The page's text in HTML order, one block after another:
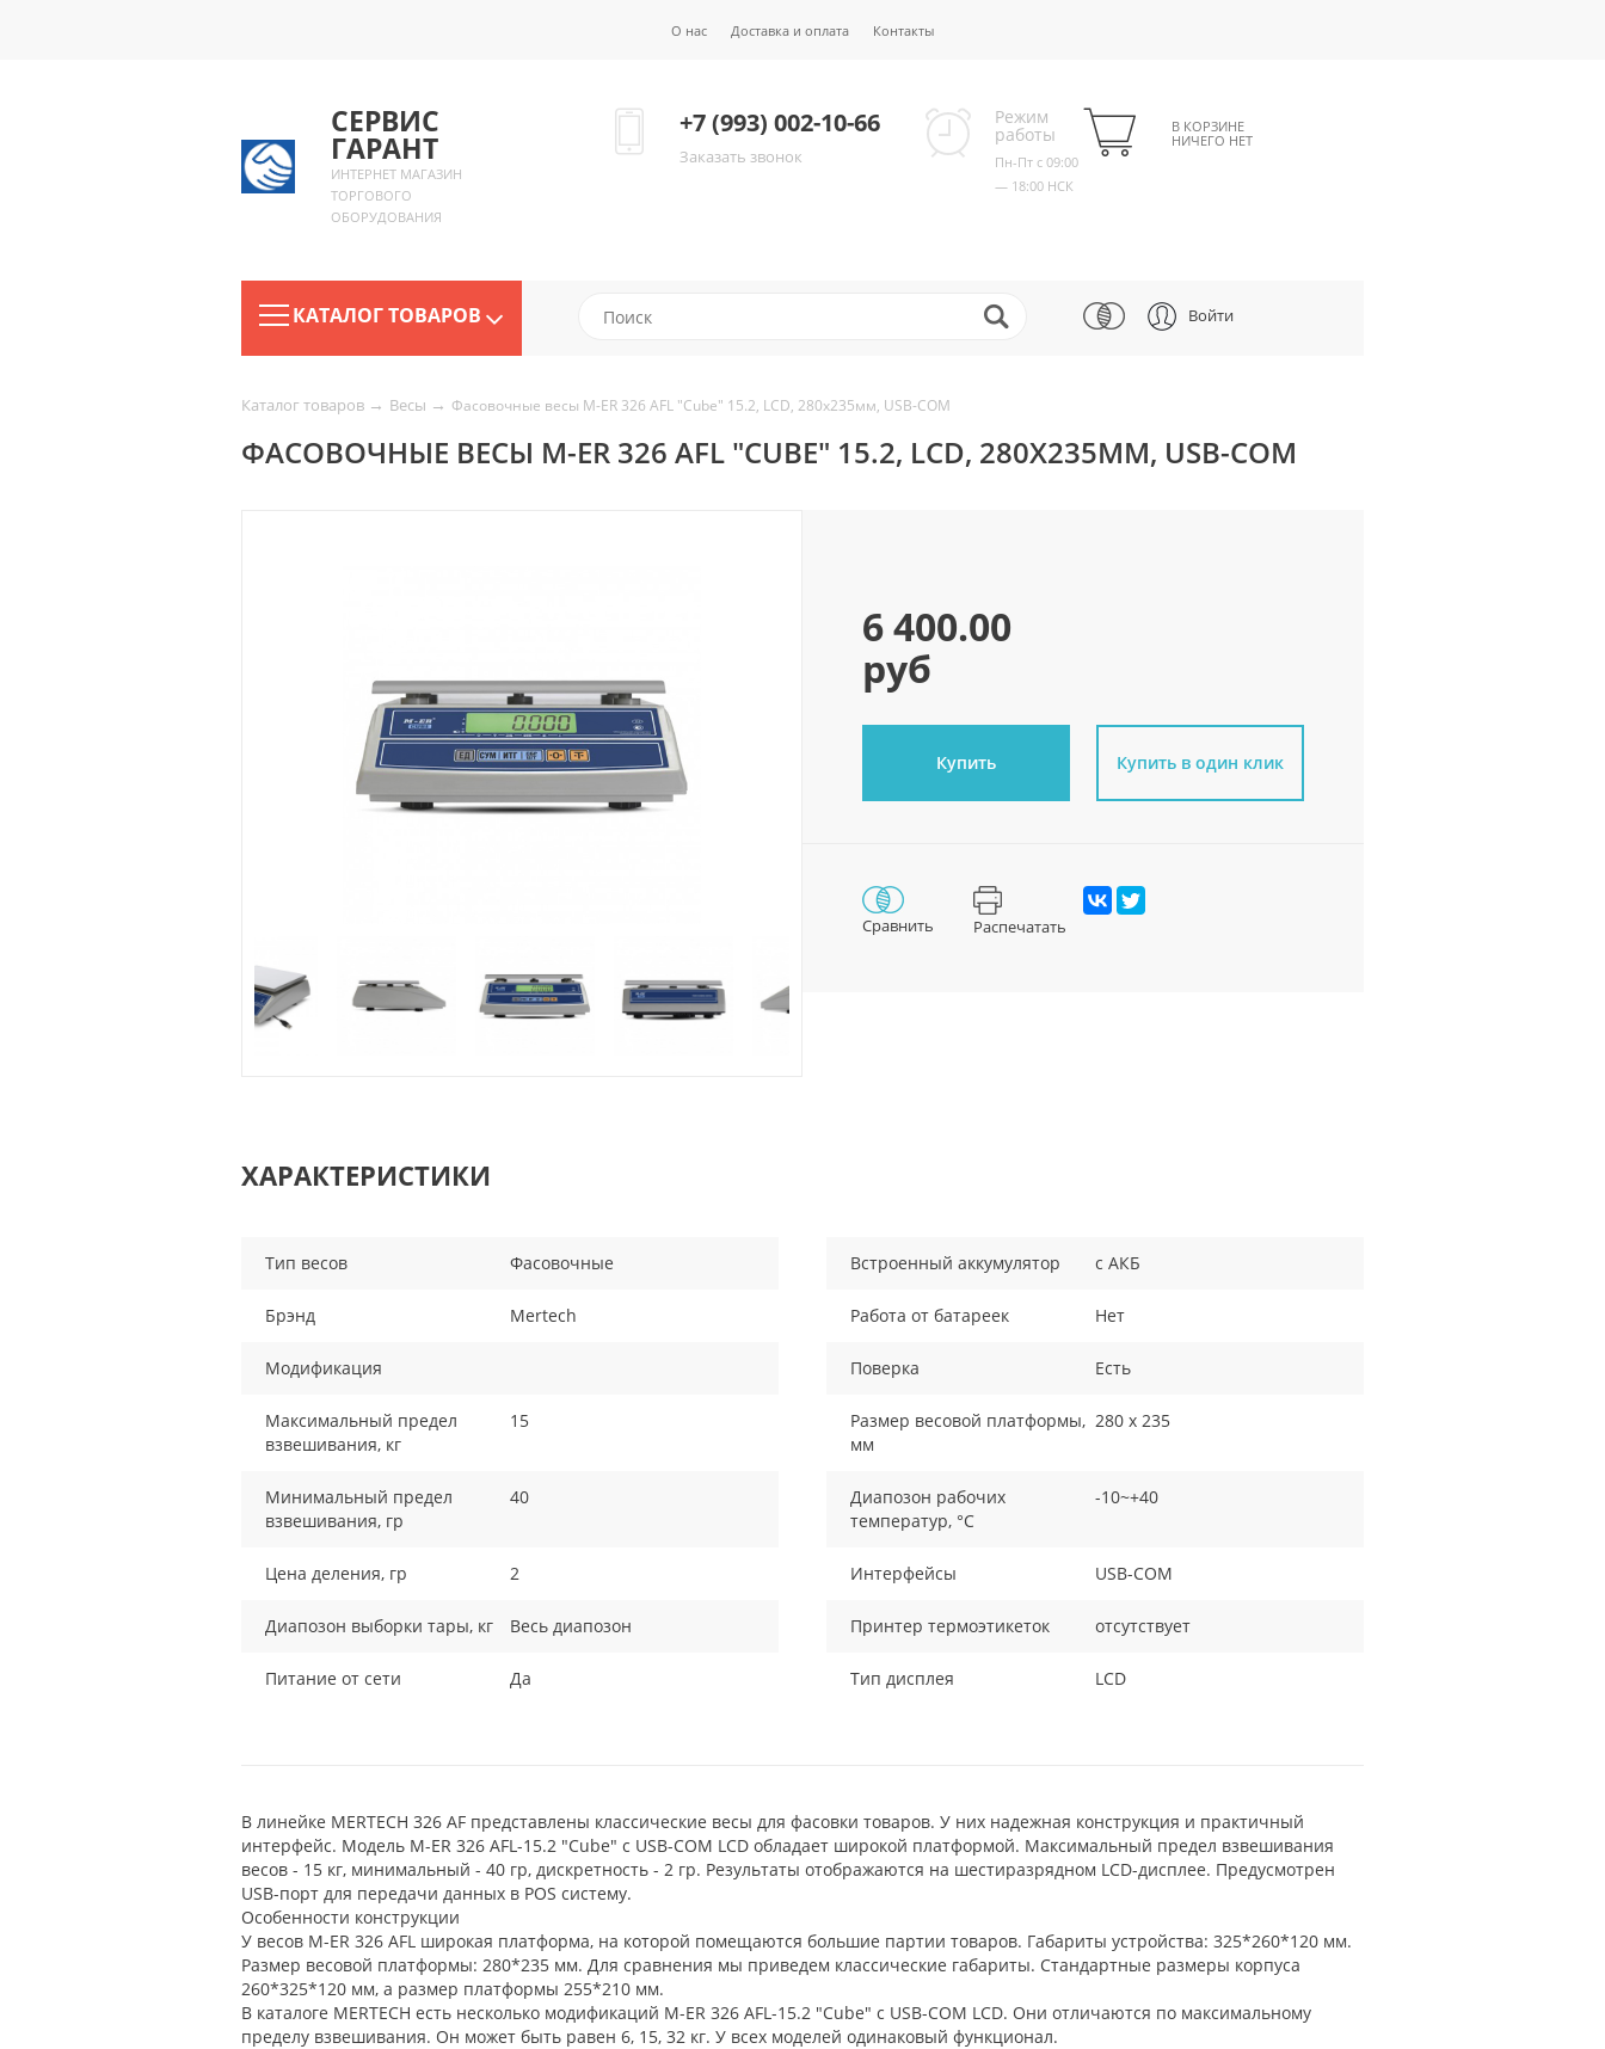
О нас Доставка и оплата Контакты
СЕРВИС
ГАРАНТ
ИНТЕРНЕТ МАГАЗИН
ТОРГОВОГО
ОБОРУДОВАНИЯ
+7 (993) 002-10-66
Заказать звонок
Режим
работы
Пн-Пт с 09:00
— 18:00 НСК
В КОРЗИНЕ
НИЧЕГО НЕТ
КАТАЛОГ ТОВАРОВ Войти
Каталог товаров → Весы → Фасовочные весы M-ER 326 AFL "Cube" 15.2, LCD, 280x235мм, USB-COM
ФАСОВОЧНЫЕ ВЕСЫ M-ER 326 AFL "CUBE" 15.2, LCD, 280X235ММ, USB-COM
6 400.00
руб
Купить Купить в один клик
Сравнить Распечатать
ХАРАКТЕРИСТИКИ
Тип весов Фасовочные
Брэнд Mertech
Модификация
Максимальный предел
взвешивания, кг
15
Минимальный предел
взвешивания, гр
40
Цена деления, гр 2
Диапозон выборки тары, кг Весь диапозон
Питание от сети Да
Встроенный аккумулятор с АКБ
Работа от батареек Нет
Поверка Есть
Размер весовой платформы,
мм
280 x 235
Диапозон рабочих
температур, °С
-10~+40
Интерфейсы USB-COM
Принтер термоэтикеток отсутствует
Тип дисплея LCD
В линейке MERTECH 326 AF представлены классические весы для фасовки товаров. У них надежная конструкция и практичный
интерфейс. Модель M-ER 326 AFL-15.2 "Cube" c USB-COM LCD обладает широкой платформой. Максимальный предел взвешивания
весов - 15 кг, минимальный - 40 гр, дискретность - 2 гр. Результаты отображаются на шестиразрядном LCD-дисплее. Предусмотрен
USB-порт для передачи данных в POS систему.
Особенности конструкции
У весов M-ER 326 AFL широкая платформа, на которой помещаются большие партии товаров. Габариты устройства: 325*260*120 мм.
Размер весовой платформы: 280*235 мм. Для сравнения мы приведем классические габариты. Стандартные размеры корпуса
260*325*120 мм, а размер платформы 255*210 мм.
В каталоге MERTECH есть несколько модификаций M-ER 326 AFL-15.2 "Cube" c USB-COM LCD. Они отличаются по максимальному
пределу взвешивания. Он может быть равен 6, 15, 32 кг. У всех моделей одинаковый функционал.